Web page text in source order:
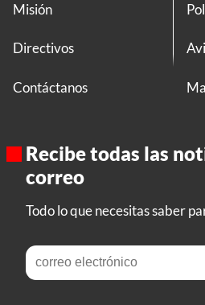
Misión
Directivos
Contáctanos
Recibe todas las
correo
Todo lo que necesitas saber